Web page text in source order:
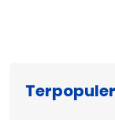
Terpopuler